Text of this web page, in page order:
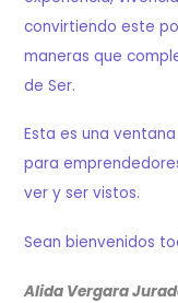
convirtiendo este
maneras que
de Ser.
Esta es una
para
ver y ser vistos.
Sean bienvenidos
Alida Vergara